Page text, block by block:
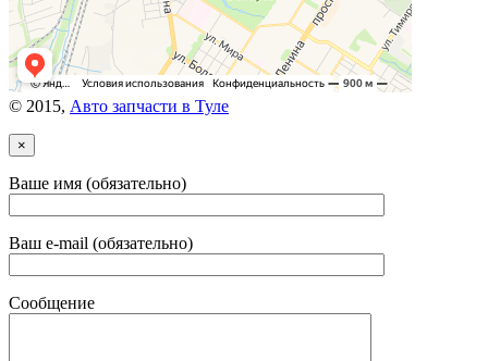
© 2015, Авто запчасти в Туле
×
Ваше имя (обязательно)
Ваш e-mail (обязательно)
Сообщение